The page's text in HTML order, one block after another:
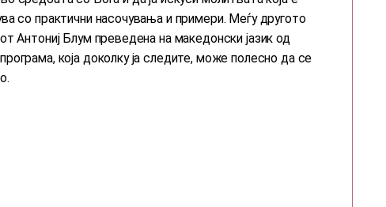
со практични насочувања и примери. Меѓу другото
Антониј Блум преведена на македонски јазик од
која доколку ја следите, може полесно да се